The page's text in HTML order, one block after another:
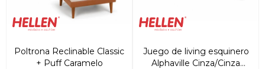
Poltrona Reclinable Classic
+ Puff Caramelo
Juego de living esquinero
Alphaville Cinza/Cinza